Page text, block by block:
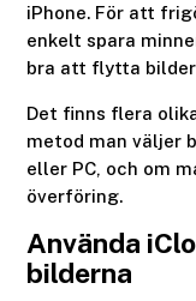
iPhone. För att
enkelt spara
bra att flytta
Det finns flera
metod man väljer
eller PC, och om
överföring.
Använda
bilderna